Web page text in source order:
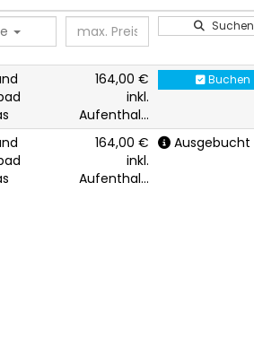
Suchen
164,00 €
inkl.
Aufenthal...
Buchen
164,00 €
inkl.
Aufenthal...
Ausgebucht